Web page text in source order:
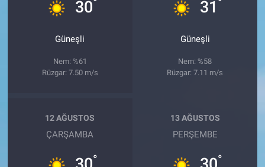
30
Güneşli
Nem: %61
Rüzgar: 7.50 m/s
31
Güneşli
Nem: %58
Rüzgar: 7.11 m/s
12 AĞUSTOS
ÇARŞAMBA
°
13 AĞUSTOS
PERŞEMBE
°